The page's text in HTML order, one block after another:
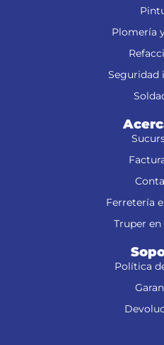
Plomería
Seguridad
Ferretería
Truper
Política